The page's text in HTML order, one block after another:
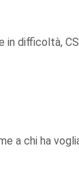
in difficoltà,
a chi ha